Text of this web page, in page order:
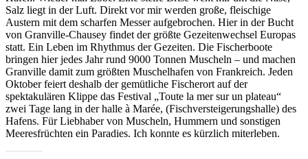
Salz liegt in der Luft. Direkt vor mir werden große, fleischige
Austern mit dem scharfen Messer aufgebrochen. Hier in der Bucht
von Granville-Chausey findet der größte Gezeitenwechsel Europas
statt. Ein Leben im Rhythmus der Gezeiten. Die Fischerboote
bringen hier jedes Jahr rund 9000 Tonnen Muscheln – und machen
Granville damit zum größten Muschelhafen von Frankreich. Jeden
Oktober feiert deshalb der gemütliche Fischerort auf der
spektakulären Klippe das Festival „Toute la mer sur un plateau“
zwei Tage lang in der halle à Marée, (Fischversteigerungshalle) des
Hafens. Für Liebhaber von Muscheln, Hummern und sonstigen
Meeresfrüchten ein Paradies. Ich konnte es kürzlich miterleben.